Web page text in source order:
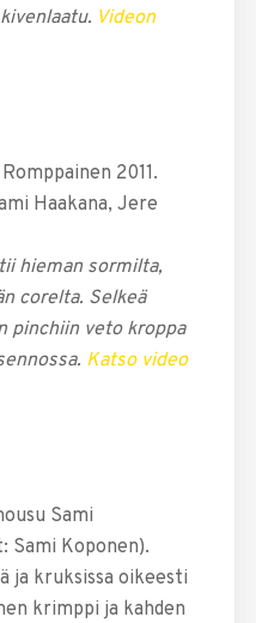
Videon
2011.
Haakana, Jere
hieman sormilta,
corelta. Selkeä
pinchiin veto kroppa
Katso video
Sami
Sami Koponen).
ja kruksissa oikeesti
krimppi ja kahden